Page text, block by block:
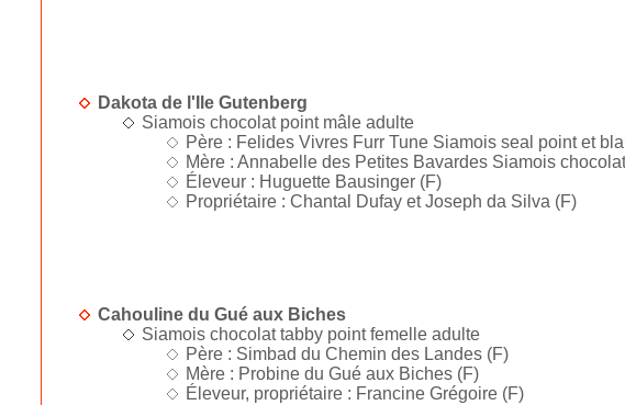
Dakota de l'Ile Gutenberg
Siamois chocolat point mâle adulte
Père : Felides Vivres Furr Tune Siamois seal point et
Mère : Annabelle des Petites Bavardes Siamois
Éleveur : Huguette Bausinger (F)
Propriétaire : Chantal Dufay et Joseph da Silva (F)
Cahouline du Gué aux Biches
Siamois chocolat tabby point femelle adulte
Père : Simbad du Chemin des Landes (F)
Mère : Probine du Gué aux Biches (F)
Éleveur, propriétaire : Francine Grégoire (F)